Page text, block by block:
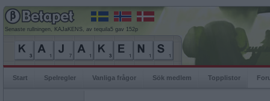
Senaste rullningen, KAJaKENS, av tequila5 gav 152p
Start Spelregler Vanliga frågor Sök medlem Topplistor